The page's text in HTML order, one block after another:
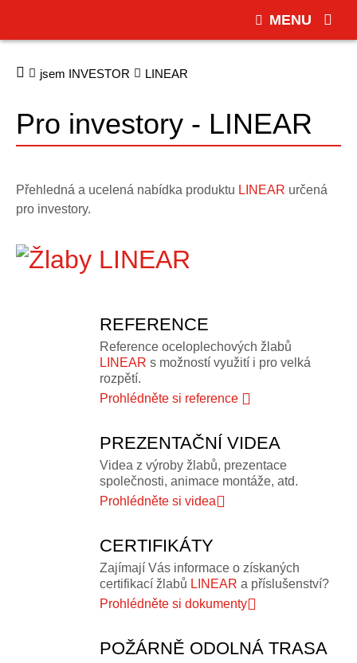
jsem INVESTOR LINEAR
Pro investory - LINEAR
Přehledná a ucelená nabídka produktu LINEAR určená
pro investory.
REFERENCE
Reference oceloplechových žlabů
LINEAR s možností využití i pro velká
rozpětí.
Prohlédněte si reference
PREZENTAČNÍ VIDEA
Videa z výroby žlabů, prezentace
společnosti, animace montáže, atd.
Prohlédněte si videa
CERTIFIKÁTY
Zajímají Vás informace o získaných
certifikací žlabů LINEAR a příslušenství?
Prohlédněte si dokumenty
POŽÁRNĚ ODOLNÁ TRASA
MENU